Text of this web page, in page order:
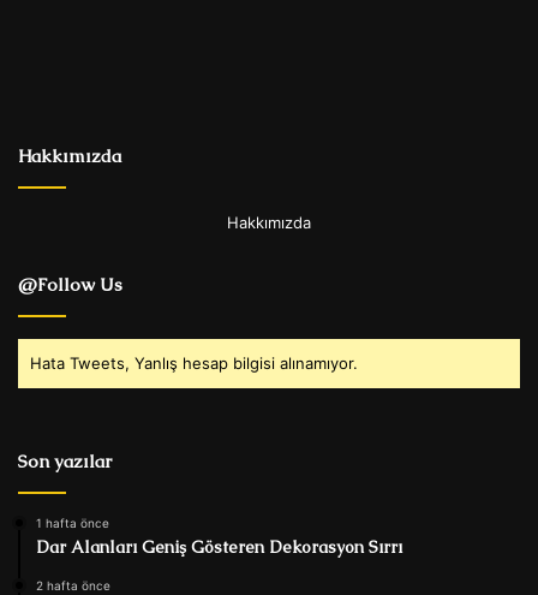
Hakkımızda
Hakkımızda
@Follow Us
Hata Tweets, Yanlış hesap bilgisi alınamıyor.
Son yazılar
1 hafta önce
Dar Alanları Geniş Gösteren Dekorasyon Sırrı
2 hafta önce